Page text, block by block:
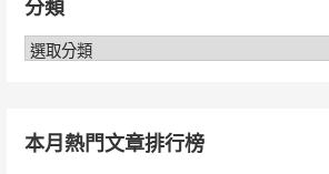
字:分類
分
本月熱門文章排行榜